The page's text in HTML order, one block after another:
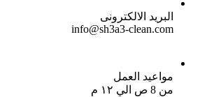
البريد الالكترونى
info@sh3a3-clean.com
مواعيد العمل
من 8 ص الي ١٢ م